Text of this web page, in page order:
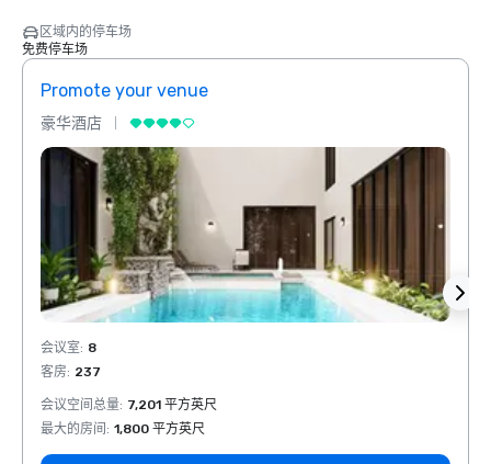
区域内的停车场
免费停车场
Promote your venue
豪华酒店
会议室: 8
客房: 237
会议空间总量: 7,201 平方英尺
最大的房间 : 1,800 平方英尺